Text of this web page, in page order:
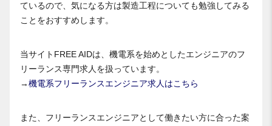
ているので、気になる方は製造工程についても勉強してみる
ことをおすすめします。
当サイトFREE AIDは、機電系を始めとしたエンジニアのフ
リーランス専門求人を扱っています。
→機電系フリーランスエンジニア求人はこちら
また、フリーランスエンジニアとして働きたい方に合った案